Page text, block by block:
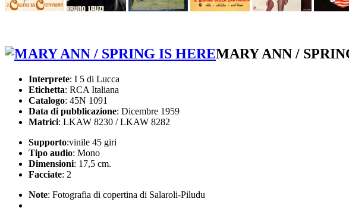
MARY ANN /
Interprete: I 5 di Lucca
Etichetta: RCA Italiana
Catalogo: 45N 1091
Data di pubblicazione: Dicembre 1959
Matrici: LKAW 8230 / LKAW 8282
Supporto:vinile 45 giri
Tipo audio: Mono
Dimensioni: 17,5 cm.
Facciate: 2
Note: Fotografia di copertina di Salaroli-Piludu